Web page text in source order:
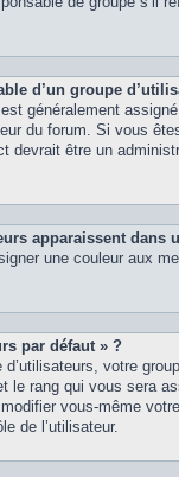
d’un groupe
généralement
du forum. Si vous
devrait être un
apparaissent dans
une couleur aux
par défaut » ?
votre
le rang qui vous sera
vous-même
de l’utilisateur.